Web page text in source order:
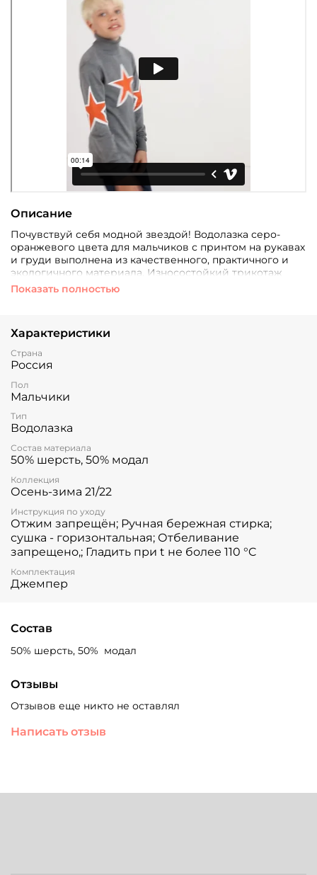
Описание
Почувствуй себя модной звездой! Водолазка серо-
оранжевого цвета для мальчиков с принтом на рукавах
и груди выполнена из качественного, практичного и
экологичного материала. Износостойкий трикотаж
сохранит первоначальный вид после частых стирок.
Показать полностью
Характеристики
Страна
Россия
Пол
Мальчики
Тип
Водолазка
Состав материала
50% шерсть, 50% модал
Коллекция
Осень-зима 21/22
Инструкция по уходу
Отжим запрещён; Ручная бережная стирка;
сушка - горизонтальная; Отбеливание
запрещено,; Гладить при t не более 110 °C
Комплектация
Джемпер
Состав
50% шерсть, 50% модал
Отзывы
Отзывов еще никто не оставлял
Написать отзыв